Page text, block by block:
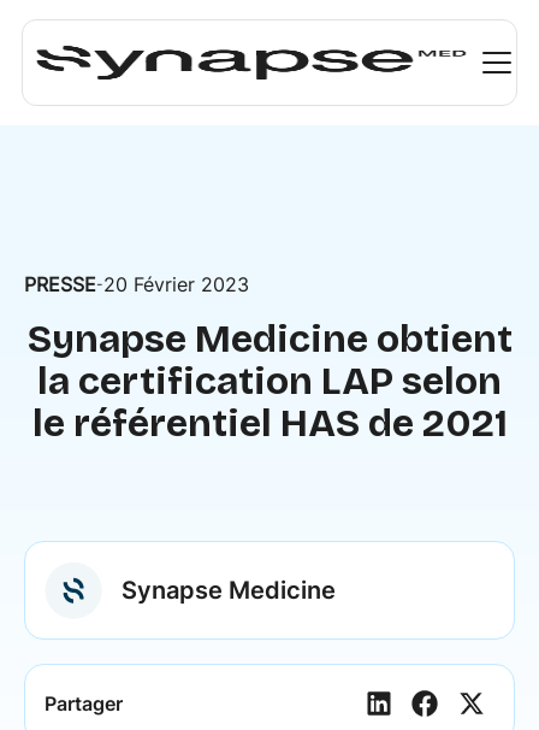
PRESSE-20 Février 2023
Synapse Medicine obtient
la certification LAP selon
le référentiel HAS de 2021
Synapse Medicine
Partager